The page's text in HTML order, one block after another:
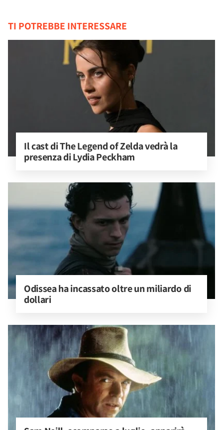
TI POTREBBE INTERESSARE
Il cast di The Legend of Zelda vedrà la
presenza di Lydia Peckham
Odissea ha incassato oltre un miliardo di
dollari